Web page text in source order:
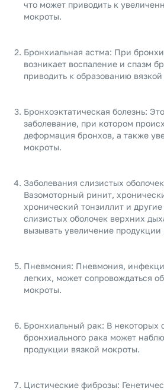
что может приводить к
мокроты.
Бронхиальная астма: При
возникает воспаление и спазм
приводить к образованию
Бронхоэктатическая болезнь:
заболевание, при котором
деформация бронхов, а также
мокроты.
Заболевания слизистых
Вазомоторный ринит,
хронический тонзиллит и
слизистых оболочек верхних
вызывать увеличение продукции
Пневмония: Пневмония,
легких, может сопровождаться
мокроты.
Бронхиальный рак: В некоторых
бронхиального рака может
продукции вязкой мокроты.
Цистические фиброзы: